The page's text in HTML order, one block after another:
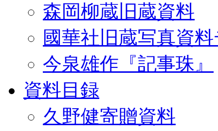
森岡柳蔵旧蔵資料
國華社旧蔵写真資
今泉雄作『記事珠』
資料目録
久野健寄贈資料